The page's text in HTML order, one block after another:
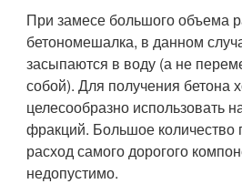
При замесе большого объема
бетономешалка, в данном
засыпаются в воду (а не
собой). Для получения бетона
целесообразно использовать
фракций. Большое количество
расход самого дорогого
недопустимо.